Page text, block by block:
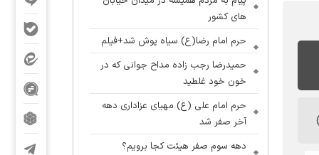
های کشور
حرم امام رضا(ع) سیاه پوش شد+فیلم
حمیدرضا رجب زاده مداح جوانی که در
خون خود غلطید
حرم امام علی (ع) مهیای عزاداری دهه
آخر صفر شد
دهه سوم صفر هیئت کجا برویم؟